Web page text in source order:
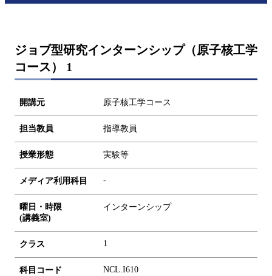
ジョブ型研究インターンシップ（原子核工学
コース） 1
開講元 原子核工学コース
担当教員 指導教員
授業形態 実験等
メディア利用科目 -
曜日・時限
(講義室)
インターンシップ
クラス 1
科目コード NCL.I610